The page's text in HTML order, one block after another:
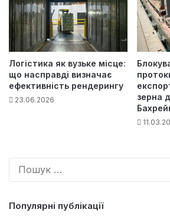
Логістика як вузьке місце:
що насправді визначає
ефективність рендерингу
23.06.2026
зерна
Популярні публікації